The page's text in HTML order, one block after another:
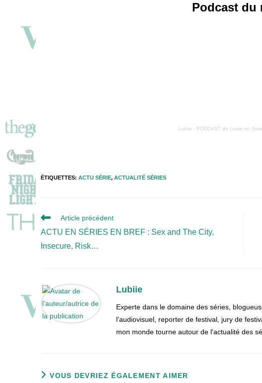
Podcast du
Lubiie · PODCAST de Lubie en
ÉTIQUETTES: ACTU SÉRIE, ACTUALITÉ SÉRIES
Read
articles
Article précédent
ACTU EN SÉRIES EN BREF : Sex and The City,
Insecure, Risk…
Lubiie
Experte dans le domaine des séries,
l'audiovisuel, reporter de festival, jury de
mon monde tourne autour de l'actualité des
VOUS DEVRIEZ ÉGALEMENT AIMER